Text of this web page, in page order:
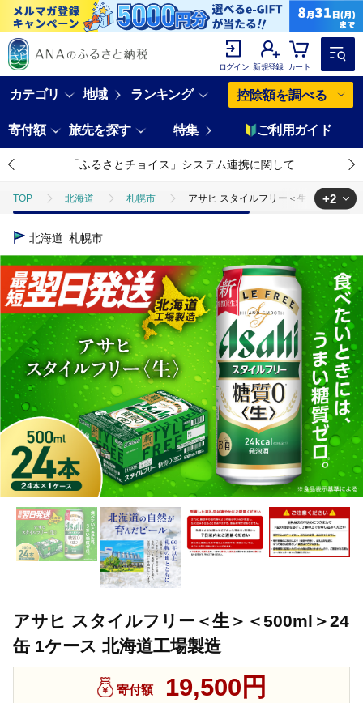
ログイン 新規登録 カート
カテゴリ 地域 ランキング 控除額を調べる
寄付額 旅先を探す 特集 ご利用ガイド
「ふるさとチョイス」システム連携に関して
TOP 北海道 札幌市 アサヒ スタイルフリー＜生＞＜500ml
TOP
酒 ビール アサヒ スタイルフリー＜生＞＜500ml＞24
+2
北海道 札幌市
アサヒ スタイルフリー＜生＞＜500ml＞24
缶 1ケース 北海道工場製造
寄付額 19,500円